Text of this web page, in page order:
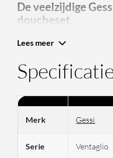
De veelzijdige
doucheset
van de elegante Ventaglio-
een uniek ontwerp met
De doucheset bestaat uit
die perfect samenwerken
72038
: Stijlvolle 2-
Lees meer
Merk Gessi
Serie Ventaglio